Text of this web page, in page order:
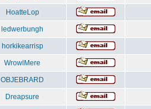
HoatteLop
ledwerbungh
horkikearrisp
WrowlMere
OBJEBRARD
Dreapsure